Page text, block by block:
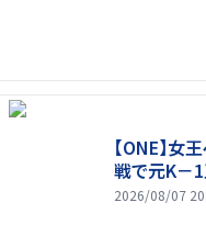
【ONE】女
戦で元K－
2026/08/07